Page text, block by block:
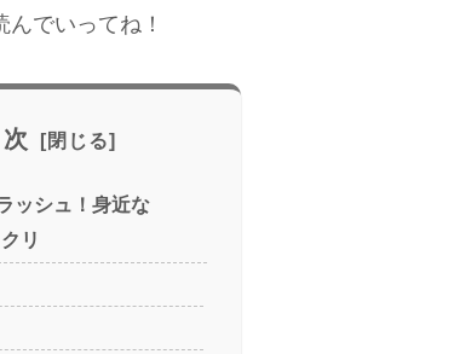
でいってね！
次
ッシュ！身近な
リ